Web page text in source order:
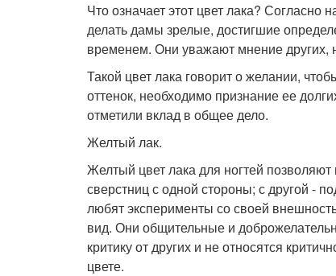
Что означает этот цвет лака?
делать дамы зрелые, достигшие
временем. Они уважают мнение других,
Такой цвет лака говорит о желании,
оттенок, необходимо признание ее
отметили вклад в общее дело.
Желтый лак.
Желтый цвет лака для ногтей
сверстниц с одной стороны; с другой -
любят эксперименты со своей
вид. Они общительные и
критику от других и не относятся
цвете.